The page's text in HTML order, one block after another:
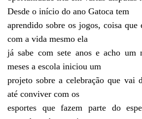
Desde o início do ano Gatoca tem
aprendido sobre os jogos, coisa que
com a vida mesmo ela
já sabe com sete anos e acho um
meses a escola iniciou um
projeto sobre a celebração que vai
até conviver com os
esportes que fazem parte do